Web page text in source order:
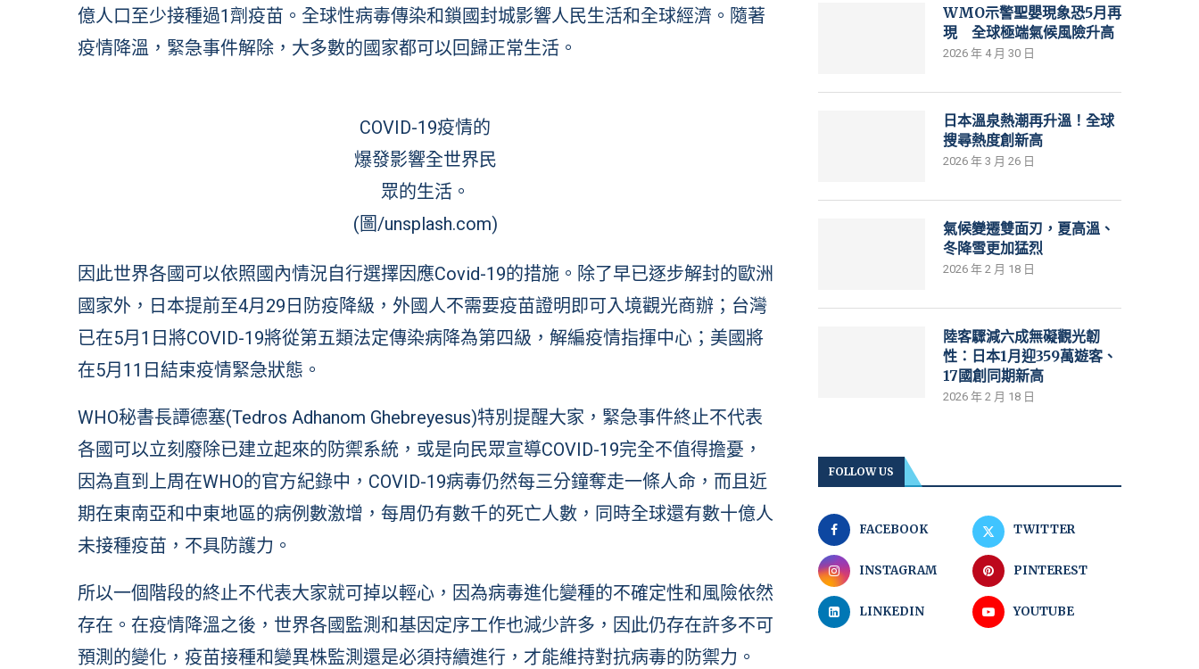
億人口至少接種過1劑疫苗。全球性病毒傳染和鎖國封城影響人民生活和全球經濟。隨著
疫情降溫，緊急事件解除，大多數的國家都可以回歸正常生活。
COVID-19疫情的
爆發影響全世界民
眾的生活。
(圖/unsplash.com)
因此世界各國可以依照國內情況自行選擇因應Covid-19的措施。除了早已逐步解封的歐洲
國家外，日本提前至4月29日防疫降級，外國人不需要疫苗證明即可入境觀光商辦；台灣
已在5月1日將COVID-19將從第五類法定傳染病降為第四級，解編疫情指揮中心；美國將
在5月11日結束疫情緊急狀態。
WHO秘書長譚德塞(Tedros Adhanom Ghebreyesus)特別提醒大家，緊急事件終止不代表
各國可以立刻廢除已建立起來的防禦系統，或是向民眾宣導COVID-19完全不值得擔憂，
因為直到上周在WHO的官方紀錄中，COVID-19病毒仍然每三分鐘奪走一條人命，而且近
期在東南亞和中東地區的病例數激增，每周仍有數千的死亡人數，同時全球還有數十億人
未接種疫苗，不具防護力。
所以一個階段的終止不代表大家就可掉以輕心，因為病毒進化變種的不確定性和風險依然
存在。在疫情降溫之後，世界各國監測和基因定序工作也減少許多，因此仍存在許多不可
預測的變化，疫苗接種和變異株監測還是必須持續進行，才能維持對抗病毒的防禦力。
WMO示警聖嬰現象恐5月再
現 全球極端氣候風險升高
2026 年 4 月 30 日
日本溫泉熱潮再升溫！全球
搜尋熱度創新高
2026 年 3 月 26 日
氣候變遷雙面刃，夏高溫、
冬降雪更加猛烈
2026 年 2 月 18 日
陸客驟減六成無礙觀光韌
性：日本1月迎359萬遊客、
17國創同期新高
2026 年 2 月 18 日
FOLLOW US
FACEBOOK TWITTER
INSTAGRAM PINTEREST
LINKEDIN YOUTUBE